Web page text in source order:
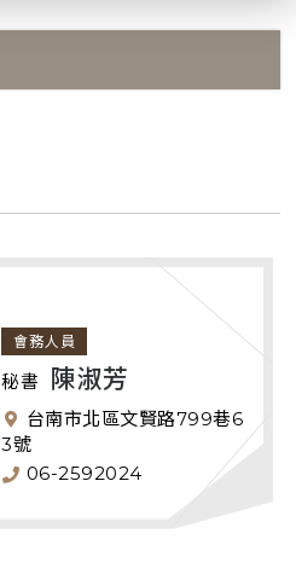
會務人員
秘書 陳淑芳
台南市北區文賢路799巷6
3號
06-2592024